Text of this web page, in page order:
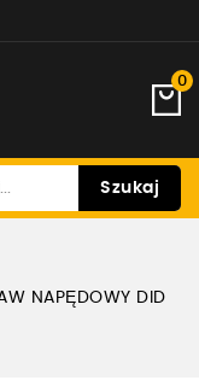
0
Szukaj
NAPĘDOWY DID